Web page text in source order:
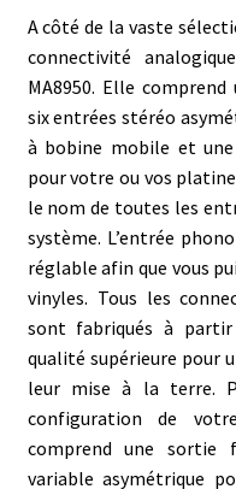
A côté de la vaste
connectivité
MA8950. Elle
six entrées stéréo
à bobine mobile et
pour votre ou vos
le nom de toutes les
système. L’entrée
réglable afin que vous
vinyles. Tous les
sont fabriqués à
qualité supérieure pour
leur mise à la terre.
configuration de
comprend une sortie
variable asymétrique